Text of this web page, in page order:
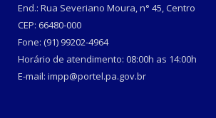
End.: Rua Severiano Moura, n° 45, Centro
CEP: 66480-000
Fone: (91) 99202-4964
Horário de atendimento: 08:00h as 14:00h
E-mail: impp@portel.pa.gov.br